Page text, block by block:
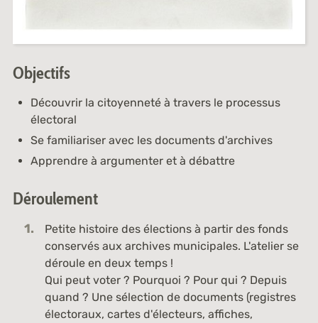
Objectifs
Découvrir la citoyenneté à travers le processus
électoral
Se familiariser avec les documents d'archives
Apprendre à argumenter et à débattre
Déroulement
Petite histoire des élections à partir des fonds
conservés aux archives municipales. L'atelier se
déroule en deux temps !
Qui peut voter ? Pourquoi ? Pour qui ? Depuis
quand ? Une sélection de documents (registres
électoraux, cartes d'électeurs, affiches,